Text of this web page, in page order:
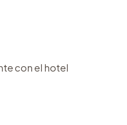
con el hotel